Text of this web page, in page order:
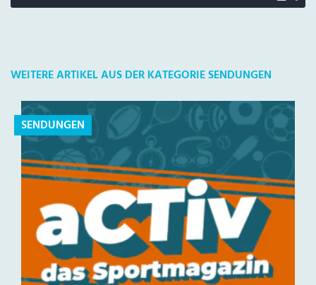
WEITERE ARTIKEL AUS DER KATEGORIE SENDUNGEN
SENDUNGEN